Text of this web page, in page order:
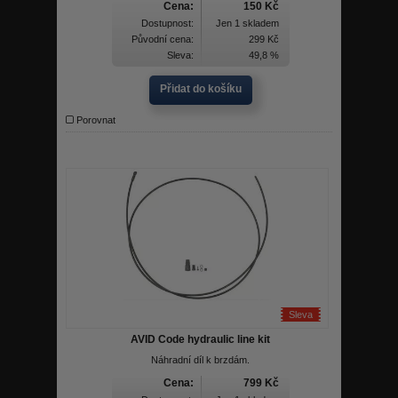
Cena: 150 Kč
Dostupnost:
Jen 1 skladem
Původní cena:
299 Kč
Sleva:
49,8 %
Přidat do košíku
Porovnat
Sleva
AVID Code hydraulic line kit
Náhradní díl k brzdám.
Cena: 799 Kč